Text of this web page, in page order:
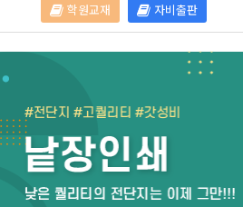
학원교재 자비출판